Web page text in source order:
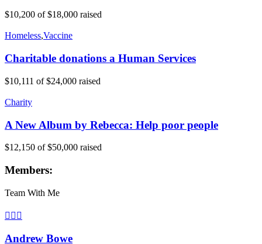
$10,200 of$18,000 raised
Homeless,Vaccine
Charitable donations a Human Services
$10,111 of$24,000 raised
Charity
A New Album by Rebecca: Help poor people
$12,150 of$50,000 raised
Members:
Team With Me
Andrew Bowe